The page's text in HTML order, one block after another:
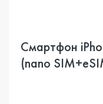
Смартфон
(nano